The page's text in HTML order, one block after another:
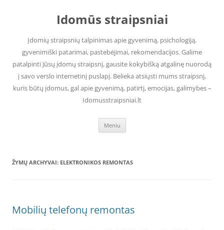
Idomūs straipsniai
Įdomių straipsnių talpinimas apie gyvenimą, psichologiją,
gyvenimiški patarimai, pastebėjimai, rekomendacijos. Galime
patalpinti Jūsų įdomų straipsnį, gausite kokybišką atgalinę nuorodą
į savo verslo internetinį puslapį. Belieka atsiųsti mums straipsnį,
kuris būtų įdomus, gal apie gyvenimą, patirtį, emocijas, galimybes –
Idomusstraipsniai.lt
Meniu
ŽYMŲ ARCHYVAI: ELEKTRONIKOS REMONTAS
Mobilių telefonų remontas